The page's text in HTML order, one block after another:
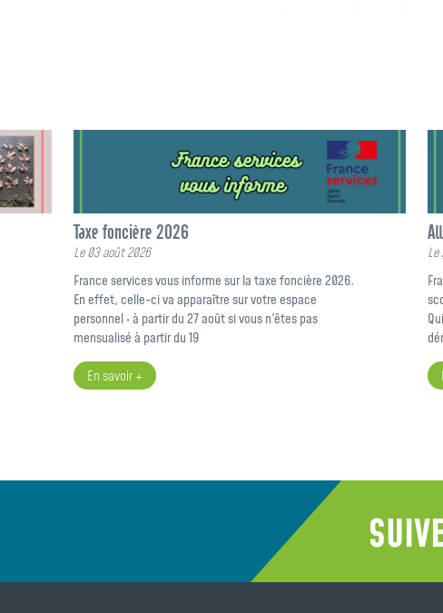
Taxe foncière 2026
Le 03 août 2026
France services vous informe sur la taxe foncière 2026.
En effet, celle-ci va apparaître sur votre espace
personnel : à partir du 27 août si vous n'êtes pas
mensualisé à partir du 19
En savoir +
Le